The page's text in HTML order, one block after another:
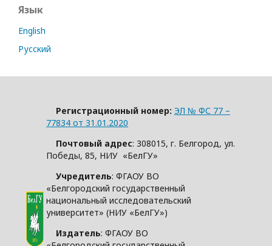
Язык
English
Русский
Регистрационный номер: ЭЛ № ФС 77 –
77834 от 31.01.2020
Почтовый адрес: 308015, г. Белгород, ул.
Победы, 85, НИУ «БелГУ»
Учредитель: ФГАОУ ВО
«Белгородский государственный
национальный исследовательский
университет» (НИУ «БелГУ»)
Издатель: ФГАОУ ВО